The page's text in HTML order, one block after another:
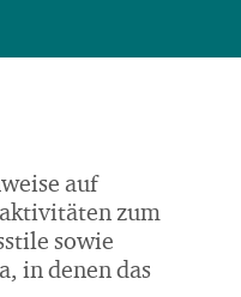
auf
zum
sowie
in denen das